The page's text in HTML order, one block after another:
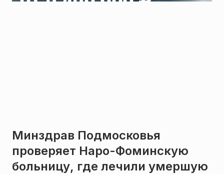
Минздрав Подмосковья
проверяет Наро-Фоминскую
больницу, где лечили умершую